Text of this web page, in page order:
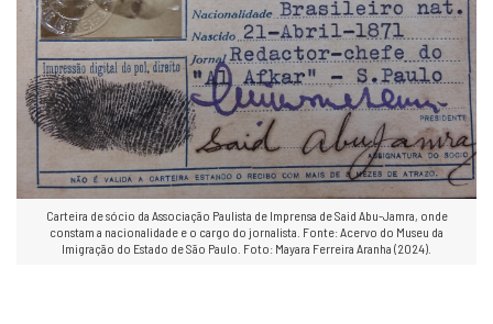
Carteira de sócio da Associação Paulista de Imprensa de Said Abu-Jamra, onde
constam a nacionalidade e o cargo do jornalista. Fonte: Acervo do Museu da
Imigração do Estado de São Paulo. Foto: Mayara Ferreira Aranha (2024).